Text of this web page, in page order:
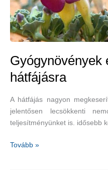
Gyógynövények
hátfájásra
A hátfájás nagyon
jelentősen lecsökkenti
teljesítményünket is. idősebb
Gyógynövények
Tovább »